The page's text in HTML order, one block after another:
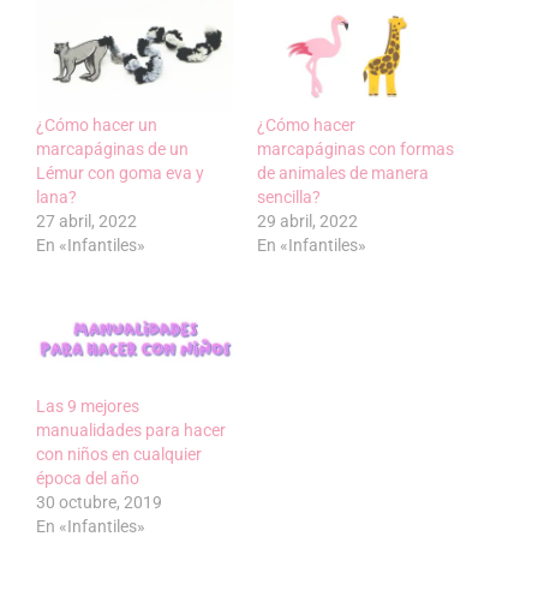
¿Cómo hacer un
marcapáginas de un
Lémur con goma eva y
lana?
27 abril, 2022
En «Infantiles»
¿Cómo hacer
marcapáginas con formas
de animales de manera
sencilla?
29 abril, 2022
En «Infantiles»
Las 9 mejores
manualidades para hacer
con niños en cualquier
época del año
30 octubre, 2019
En «Infantiles»